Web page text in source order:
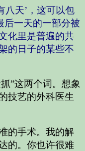
八天’，这可以包
后一天的一部分被
化里是普遍的共
的日子的某些不
”这两个词。想象
技艺的外科医生
的手术。我的解
的。你也许很难